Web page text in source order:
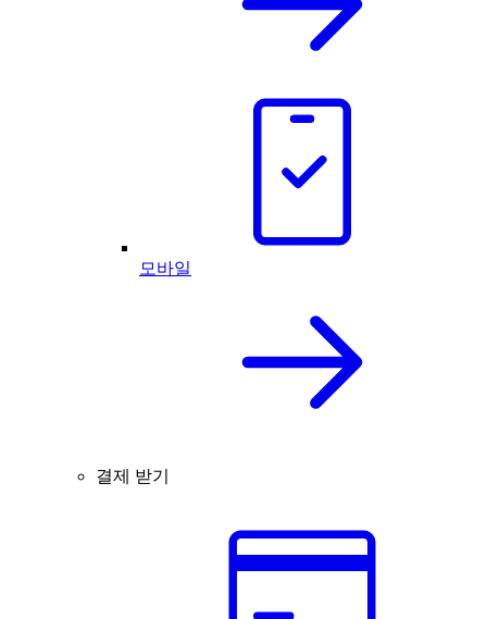
모바일
결제 받기